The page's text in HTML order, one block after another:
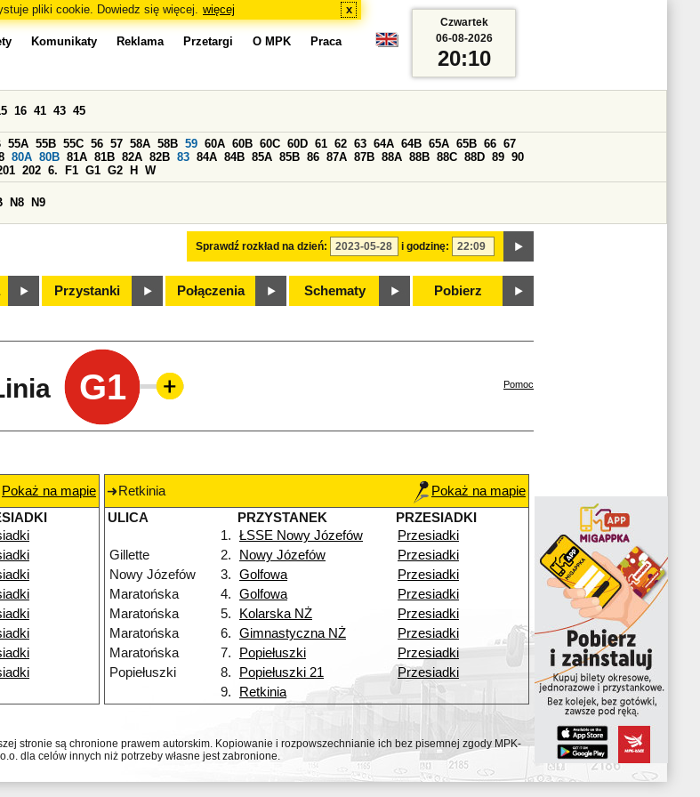
pliki cookie. Dowiedz się więcej. więcej x
Komunikaty Reklama Przetargi O MPK Praca
Sprawdź rozkład na dzień: i godzinę:
16 41 43 45
55A 55B 55C 56 57 58A 58B 59 60A 60B 60C 60D 61 62 63 64A 64B 65A 65B 66 67
80A 80B 81A 81B 82A 82B 83 84A 84B 85A 85B 86 87A 87B 88A 88B 88C 88D 89 90
202 6. F1 G1 G2 H W
N8 N9
Przystanki Połączenia Schematy Pobierz
Czwartek
06-08-2026
20:10
G1 Pomoc
Pokaż na mapie
Retkinia
Pokaż na mapie
ULICA
PRZYSTANEK
PRZESIADKI
1.
ŁSSE Nowy Józefów
Przesiadki
Gillette
2. Nowy Józefów
Przesiadki
Nowy Józefów
3. Golfowa
Przesiadki
Maratońska
4. Golfowa
Przesiadki
Maratońska
5. Kolarska NŻ
Przesiadki
Maratońska
6. Gimnastyczna NŻ
Przesiadki
Maratońska
7. Popiełuszki
Przesiadki
Popiełuszki
8. Popiełuszki 21
Przesiadki
9.
Retkinia
stronie są chronione prawem autorskim. Kopiowanie i rozpowszechnianie ich bez pisemnej zgody MPK-
dla celów innych niż potrzeby własne jest zabronione.